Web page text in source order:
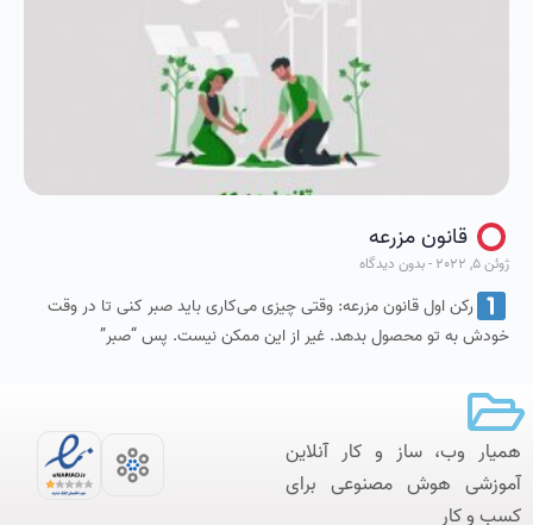
قانون مزرعه
ژوئن 5, 2022 بدون دیدگاه
ركن اول قانون مزرعه: وقتی چيزی می‌کاری بايد صبر کنی تا در وقت
خودش به تو محصول بدهد. غير از اين ممكن نيست. پس “صبر”
همیار وب، ساز و کار آنلاین‌
آموزشی هوش مصنوعی برای
کسب و کار